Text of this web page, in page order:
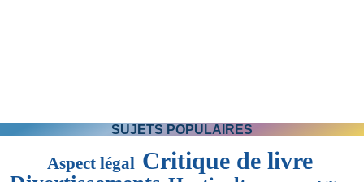
SUJETS POPULAIRES
Aspect légal Critique de livre